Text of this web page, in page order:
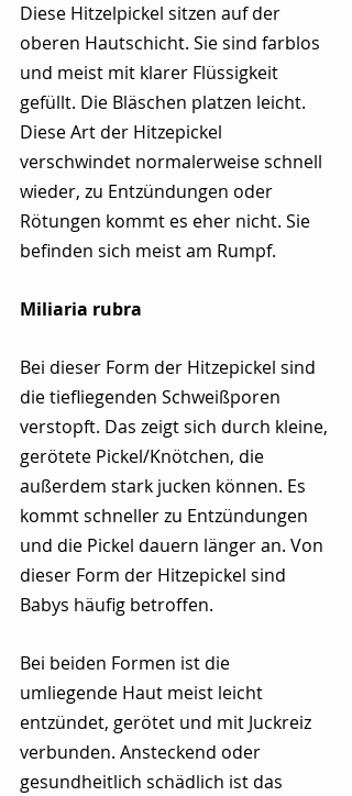
Diese Hitzelpickel sitzen auf der
oberen Hautschicht. Sie sind farblos
und meist mit klarer Flüssigkeit
gefüllt. Die Bläschen platzen leicht.
Diese Art der Hitzepickel
verschwindet normalerweise schnell
wieder, zu Entzündungen oder
Rötungen kommt es eher nicht. Sie
befinden sich meist am Rumpf.
Miliaria rubra
Bei dieser Form der Hitzepickel sind
die tiefliegenden Schweißporen
verstopft. Das zeigt sich durch kleine,
gerötete Pickel/Knötchen, die
außerdem stark jucken können. Es
kommt schneller zu Entzündungen
und die Pickel dauern länger an. Von
dieser Form der Hitzepickel sind
Babys häufig betroffen.
Bei beiden Formen ist die
umliegende Haut meist leicht
entzündet, gerötet und mit Juckreiz
verbunden. Ansteckend oder
gesundheitlich schädlich ist das